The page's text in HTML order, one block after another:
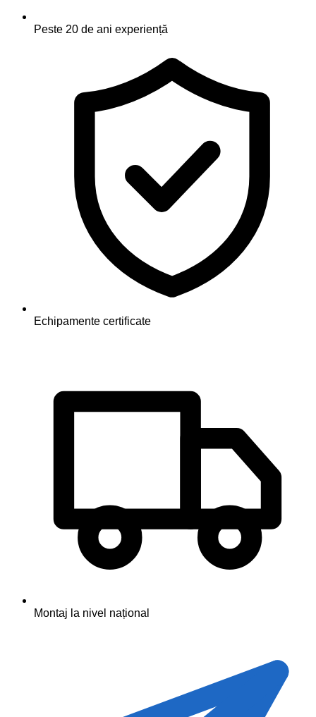
Peste 20 de ani experiență
Echipamente certificate
Montaj la nivel național